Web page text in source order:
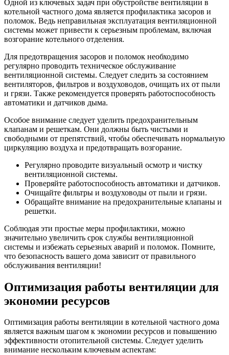
Одной из ключевых задач при обустройстве вентиляции в
котельной частного дома является профилактика засоров и
поломок. Ведь неправильная эксплуатация вентиляционной
системы может привести к серьезным проблемам, включая
возгорание котельного отделения.
Для предотвращения засоров и поломок необходимо
регулярно проводить техническое обслуживание
вентиляционной системы. Следует следить за состоянием
вентиляторов, фильтров и воздуховодов, очищать их от пыли
и грязи. Также рекомендуется проверять работоспособность
автоматики и датчиков дыма.
Особое внимание следует уделить предохранительным
клапанам и решеткам. Они должны быть чистыми и
свободными от препятствий, чтобы обеспечивать нормальную
циркуляцию воздуха и предотвращать возгорание.
Регулярно проводите визуальный осмотр и чистку
вентиляционной системы.
Проверяйте работоспособность автоматики и датчиков.
Очищайте фильтры и воздуховоды от пыли и грязи.
Обращайте внимание на предохранительные клапаны и
решетки.
Соблюдая эти простые меры профилактики, можно
значительно увеличить срок службы вентиляционной
системы и избежать серьезных аварий и поломок. Помните,
что безопасность вашего дома зависит от правильного
обслуживания вентиляции!
Оптимизация работы вентиляции для
экономии ресурсов
Оптимизация работы вентиляции в котельной частного дома
является важным шагом к экономии ресурсов и повышению
эффективности отопительной системы. Следует уделить
внимание нескольким ключевым аспектам: